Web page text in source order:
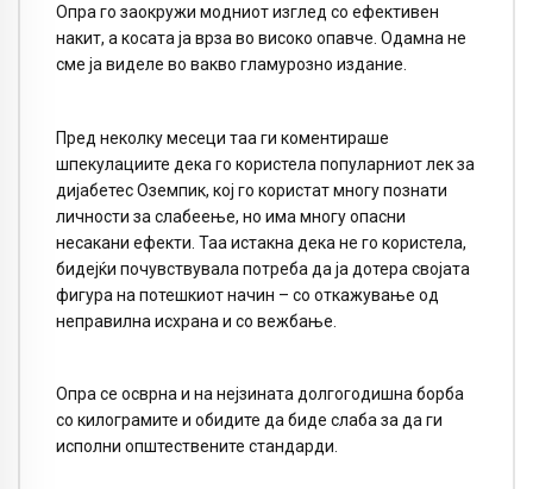
Опра го заокружи модниот изглед со ефективен
накит, а косата ја врза во високо опавче. Одамна не
сме ја виделе во вакво гламурозно издание.
Пред неколку месеци таа ги коментираше
шпекулациите дека го користела популарниот лек за
дијабетес Оземпик, кој го користат многу познати
личности за слабеење, но има многу опасни
несакани ефекти. Таа истакна дека не го користела,
бидејќи почувствувала потреба да ја дотера својата
фигура на потешкиот начин – со откажување од
неправилна исхрана и со вежбање.
Опра се осврна и на нејзината долгогодишна борба
со килограмите и обидите да биде слаба за да ги
исполни општествените стандарди.